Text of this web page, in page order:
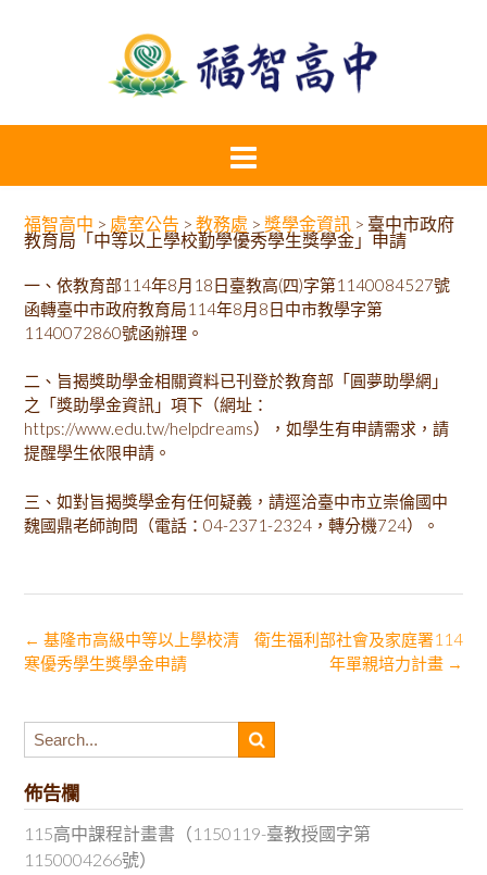
福智高中 > 處室公告 > 教務處 > 獎學金資訊 > 臺中市政府
教育局「中等以上學校勤學優秀學生獎學金」申請
一、依教育部114年8月18日臺教高(四)字第1140084527號
函轉臺中市政府教育局114年8月8日中市教學字第
1140072860號函辦理。
二、旨揭獎助學金相關資料已刊登於教育部「圓夢助學網」
之「獎助學金資訊」項下（網址：
https://www.edu.tw/helpdreams），如學生有申請需求，請
提醒學生依限申請。
三、如對旨揭獎學金有任何疑義，請逕洽臺中市立崇倫國中
魏國鼎老師詢問（電話：04-2371-2324，轉分機724）。
Post
navigation
衛生福利部社會及家庭署114
年單親培力計畫 →
← 基隆市高級中等以上學校清
寒優秀學生獎學金申請
佈告欄
115高中課程計畫書（1150119-臺教授國字第
1150004266號）